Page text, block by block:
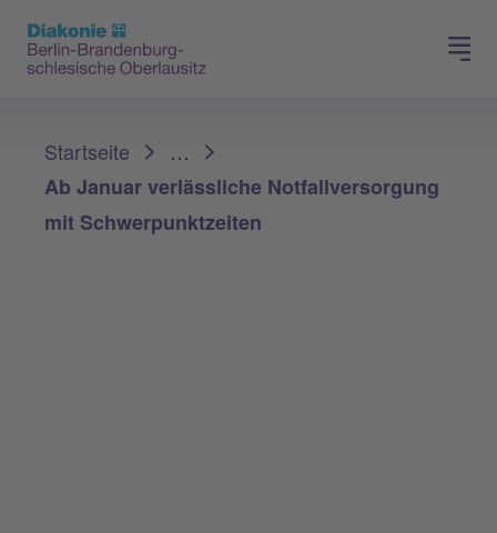
Presse
Startseite
…
Ab Januar verlässliche Notfallversorgung
mit Schwerpunktzeiten